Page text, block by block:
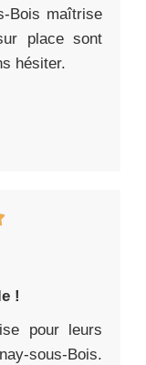
Bois maîtrise
place sont
hésiter.
!
pour leurs
sous-Bois.